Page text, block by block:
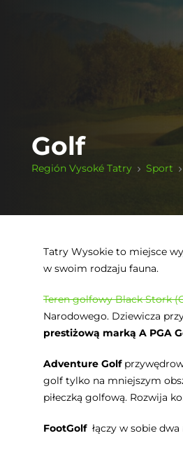
Golf
Región Vysoké Tatry Sport
Tatry Wysokie to miejsce
w swoim rodzaju fauna.
Teren golfowy Black Stork
Narodowego. Dziewicza
prestiżową marką A PGA
Adventure Golf
golf tylko na mniejszym
piłeczką golfową. Rozwija
FootGolf łączy w sobie